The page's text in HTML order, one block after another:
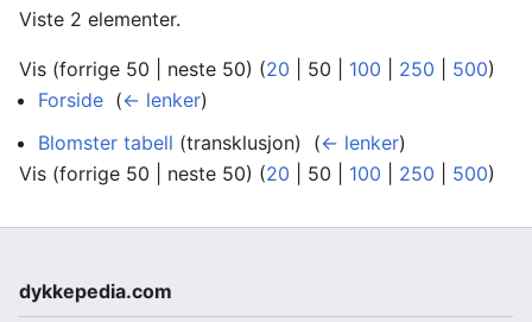
Viste 2 elementer.
Vis (forrige 50 neste 50) (20 50 100 250 500)
Forside (← lenker)
Blomster tabell (transklusjon) ‎ (← lenker)
Vis (forrige 50 neste 50) (20 50 100 250 500)
dykkepedia.com